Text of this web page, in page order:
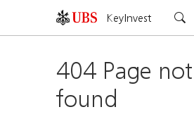
KeyInvest
404 Page not
found